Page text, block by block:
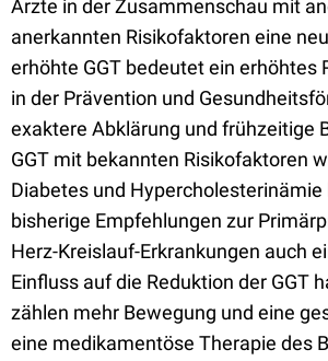
Ärzte in der Zusammenschau mit
anerkannten Risikofaktoren eine
erhöhte GGT bedeutet ein erhöhtes
in der Prävention und
exaktere Abklärung und frühzeitige
GGT mit bekannten Risikofaktoren
Diabetes und
bisherige Empfehlungen zur
Herz-Kreislauf-Erkrankungen auch
Einfluss auf die Reduktion der GGT
zählen mehr Bewegung und eine
eine medikamentöse Therapie des